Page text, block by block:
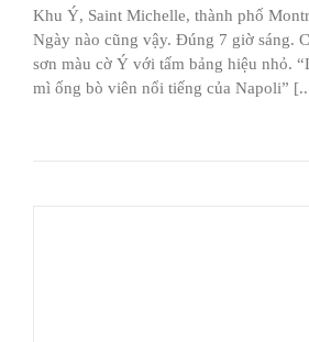
Khu Ý, Saint Michelle, thành phố
Ngày nào cũng vậy. Đúng 7 giờ sáng.
sơn màu cờ Ý với tấm bảng hiệu nhỏ.
mì ống bò viên nổi tiếng của Napoli”